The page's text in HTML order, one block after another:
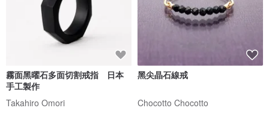
霧面黑曜石多面切割戒指 日本
手工製作
Takahiro Omori
黑尖晶石線戒
Chocotto Chocotto